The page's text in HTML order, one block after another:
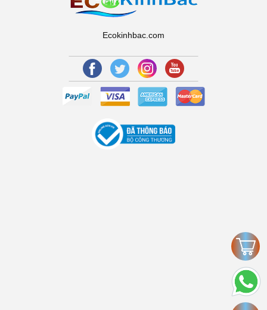
Ecokinhbac.com